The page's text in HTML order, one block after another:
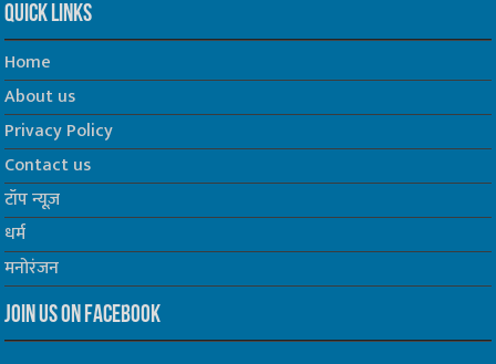
Quick Links
Home
About us
Privacy Policy
Contact us
टॉप न्यूज़
धर्म
मनोरंजन
Join us on Facebook